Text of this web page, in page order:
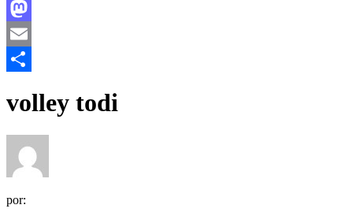
Facebook
Mastodon
Email
volley todi
por: